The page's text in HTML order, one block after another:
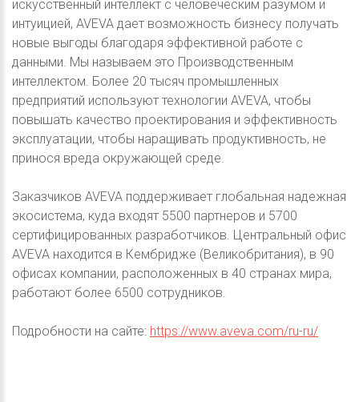
искусственный интеллект с человеческим разумом и
интуицией, AVEVA дает возможность бизнесу получать
новые выгоды благодаря эффективной работе с
данными. Мы называем это Производственным
интеллектом. Более 20 тысяч промышленных
предприятий используют технологии AVEVA, чтобы
повышать качество проектирования и эффективность
эксплуатации, чтобы наращивать продуктивность, не
принося вреда окружающей среде.
Заказчиков AVEVA поддерживает глобальная надежная
экосистема, куда входят 5500 партнеров и 5700
сертифицированных разработчиков. Центральный офис
AVEVA находится в Кембридже (Великобритания), в 90
офисах компании, расположенных в 40 странах мира,
работают более 6500 сотрудников.
Подробности на сайте: https://www.aveva.com/ru-ru/